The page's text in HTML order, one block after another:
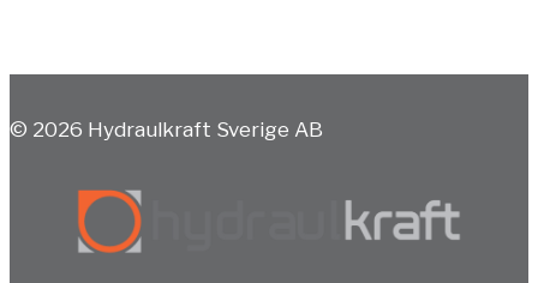
© 2026 Hydraulkraft Sverige AB